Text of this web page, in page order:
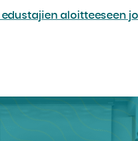
aloitteeseen